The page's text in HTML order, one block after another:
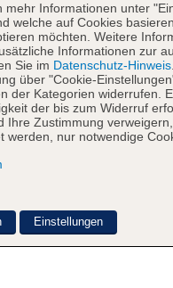
mehr Informationen unter
welche auf Cookies
möchten. Weitere
Informationen zur
Sie im Datenschutz-Hinweis
über "Cookie-
der Kategorien widerrufen.
der bis zum Widerruf
Ihre Zustimmung
werden, nur notwendige
Einstellungen